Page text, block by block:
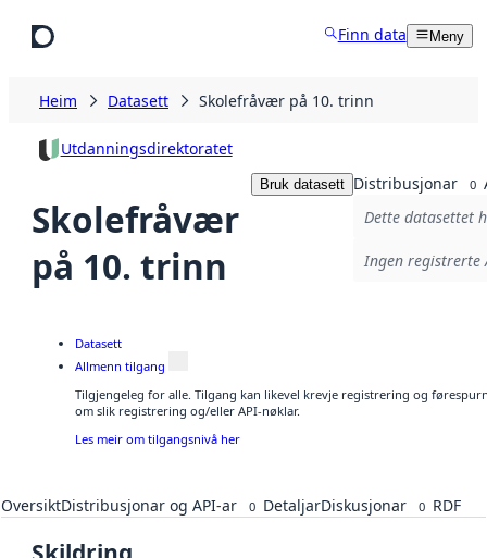
Finn data Meny
Heim Datasett Skolefråvær på 10. trinn
Utdanningsdirektoratet
Skolefråvær
på 10. trinn
Bruk datasett Distribusjonar 0
Dette datasettet
Ingen registrerte
Datasett
Allmenn tilgang
Tilgjengeleg for alle. Tilgang kan likevel krevje registrering og
om slik registrering og/eller API-nøklar.
Les meir om tilgangsnivå her
OversiktDistribusjonar og API-ar 0 DetaljarDiskusjonar 0 RDF